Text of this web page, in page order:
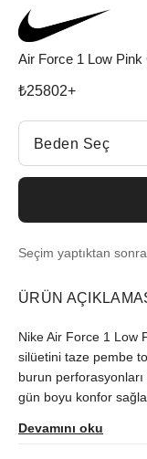
Air Force 1 Low
₺25802+
Beden Seç
Beden Seç
Seçim yaptıktan
ÜRÜN
Nike Air Force 1 Low
silüetini taze pembe
burun
gün boyu konfor
dokunuş katar. Sokak
Devamını oku